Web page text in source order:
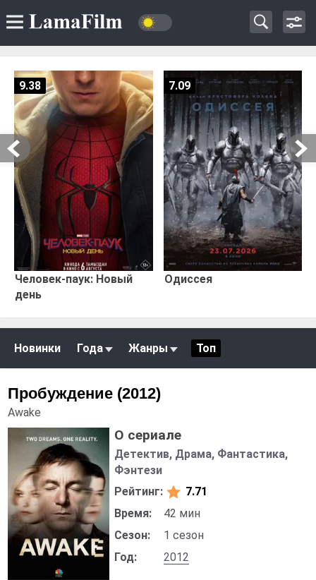
Человек-паук: Новый
день
9.38
Одиссея
7.09
Новинки Года Жанры Топ
Пробуждение (2012)
Awake
О сериале
Детектив, Драма, Фантастика,
Фэнтези
Рейтинг:
7.71
Время:
42 мин
Сезон:
1 сезон
Год:
2012